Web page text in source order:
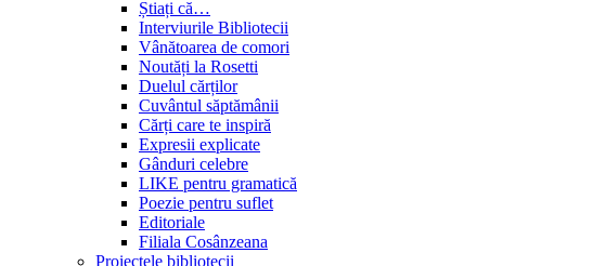
Știați că…
Interviurile Bibliotecii
Vânătoarea de comori
Noutăți la Rosetti
Duelul cărților
Cuvântul săptămânii
Cărți care te inspiră
Expresii explicate
Gânduri celebre
LIKE pentru gramatică
Poezie pentru suflet
Editoriale
Filiala Cosânzeana
Proiectele bibliotecii